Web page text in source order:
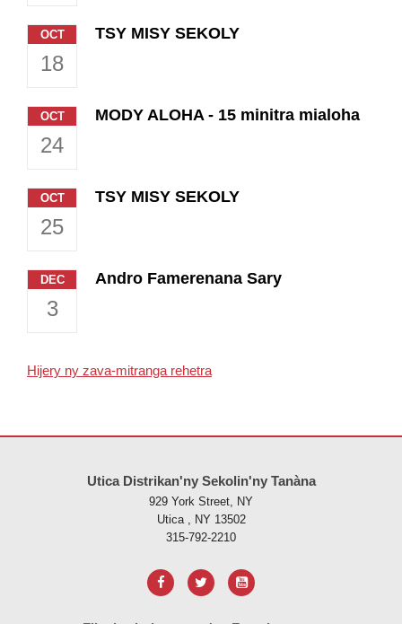
OCT
18
TSY MISY SEKOLY
OCT
24
MODY ALOHA - 15 minitra mialoha
OCT
25
TSY MISY SEKOLY
DEC
3
Andro Famerenana Sary
Hijery ny zava-mitranga rehetra
Utica Distrikan'ny Sekolin'ny Tanàna
929 York Street, NY
Utica , NY 13502
315-792-2210